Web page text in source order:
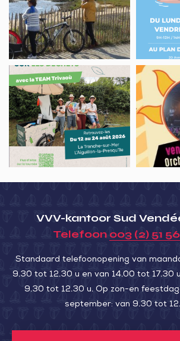
cyclo-
ornitho
d’eau
baignade
Team
Trivaoù
Concert
avec
PLEIN
FEU
VVV-kantoor Sud
Telefoon 003 (2) 51
Standaard telefoonopening van
9.30 tot 12.30 u en van 14.00 tot 17.30
9.30 tot 12.30 u. Op zon-en
september: van 9.30 tot